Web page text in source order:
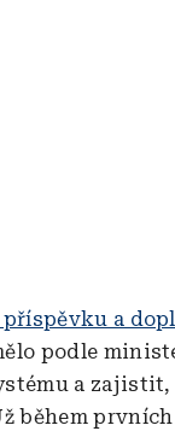
příspěvku a
podle
a
během